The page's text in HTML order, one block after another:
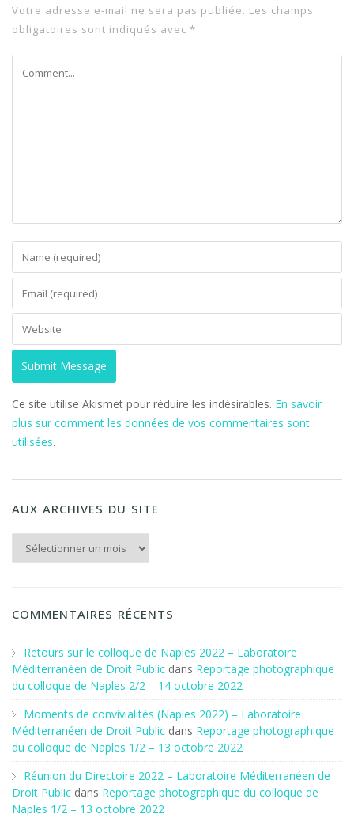
Votre adresse e-mail ne sera pas publiée. Les champs
obligatoires sont indiqués avec *
Ce site utilise Akismet pour réduire les indésirables. En savoir
plus sur comment les données de vos commentaires sont
utilisées.
AUX ARCHIVES DU SITE
Aux archives du Site
COMMENTAIRES RÉCENTS
Retours sur le colloque de Naples 2022 – Laboratoire
Méditerranéen de Droit Public dans Reportage photographique
du colloque de Naples 2/2 – 14 octobre 2022
Moments de convivialités (Naples 2022) – Laboratoire
Méditerranéen de Droit Public dans Reportage photographique
du colloque de Naples 1/2 – 13 octobre 2022
Réunion du Directoire 2022 – Laboratoire Méditerranéen de
Droit Public dans Reportage photographique du colloque de
Naples 1/2 – 13 octobre 2022